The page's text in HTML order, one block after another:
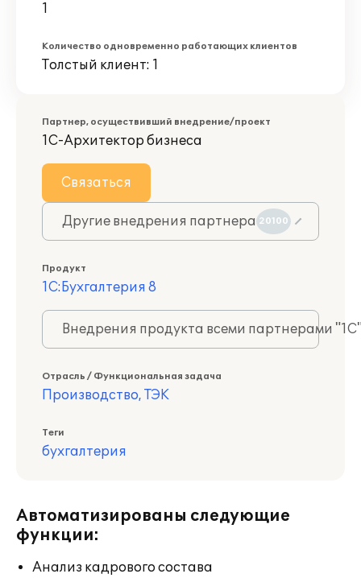
1
Количество одновременно работающих клиентов
Толстый клиент: 1
Партнер, осуществивший внедрение/проект
1С-Архитектор бизнеса
Связаться
Другие внедрения партнера 20100
Продукт
1С:Бухгалтерия 8
Внедрения продукта всеми партнерами
Отрасль / Функциональная задача
Производство, ТЭК
Теги
бухгалтерия
Автоматизированы следующие
функции:
Анализ кадрового состава